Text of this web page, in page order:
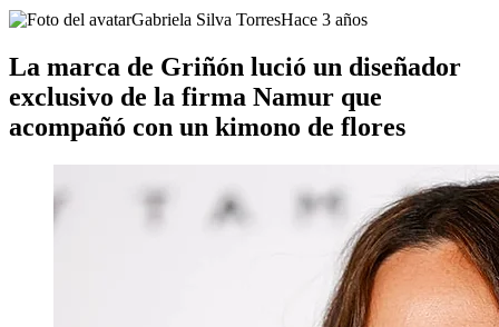
Gabriela Silva TorresHace 3 años
La marca de Griñón lució un diseñador
exclusivo de la firma Namur que
acompañó con un kimono de flores